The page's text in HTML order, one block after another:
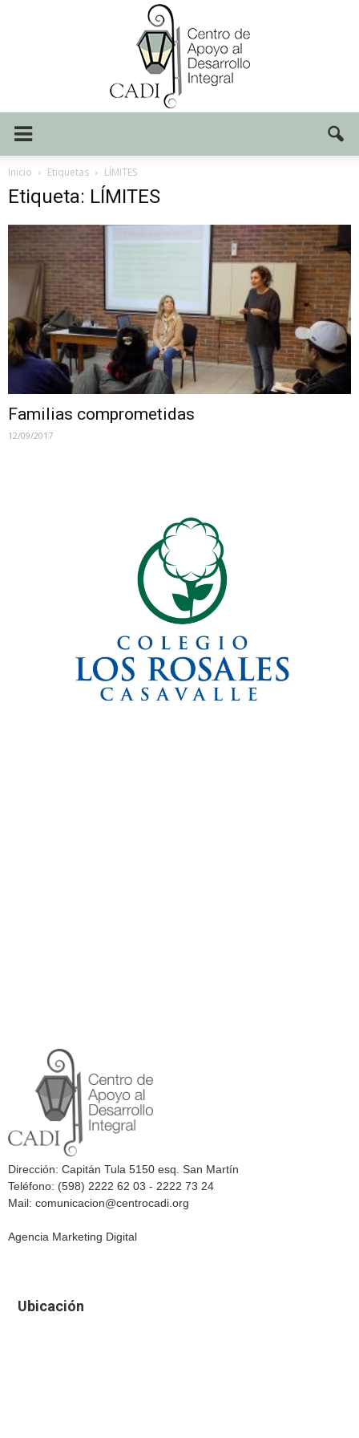
Inicio Etiquetas LÍMITES
Etiqueta: LÍMITES
Familias comprometidas
12/09/2017
Dirección: Capitán Tula 5150 esq. San Martín
Teléfono: (598) 2222 62 03 - 2222 73 24
Mail: comunicacion@centrocadi.org
Agencia Marketing Digital
Ubicación